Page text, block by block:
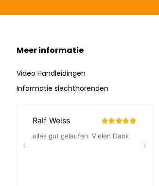
Meer informatie
Video Handleidingen
Informatie slechthorenden